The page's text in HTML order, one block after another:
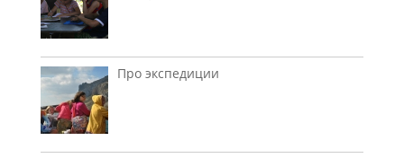
Про экспедиции